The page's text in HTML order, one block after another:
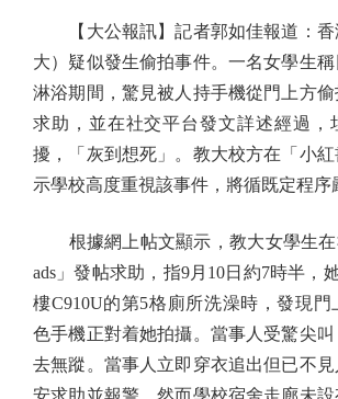
【大公報訊】記者郭如佳報道：香
大）疑似發生偷拍事件。一名女學生
淋浴期間，驚見被人持手機從門上方
求助，並在社交平台發文詳述經過，
擾，「灰到想死」。教大校方在「小
示學校高度重視該事件，將循既定程序
根據網上帖文顯示，教大女學生在
ads」發帖求助，指9月10日約7時半，
樓C910U的第5格廁所洗澡時，發現
色手機正對着她拍攝。當事人受驚尖
去無蹤。當事人立即穿衣追出但已不